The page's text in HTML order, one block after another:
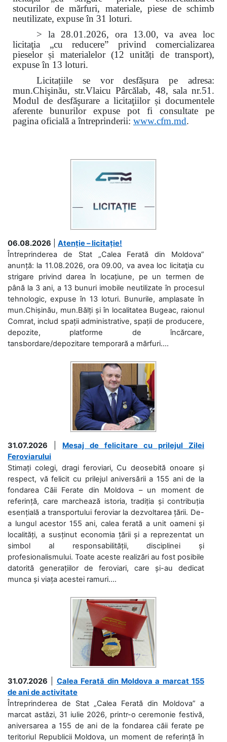
stocurilor de mărfuri, materiale, piese de schimb
neutilizate, expuse în 31 loturi.
> la 28.01.2026, ora 13.00, va avea loc
licitaţia „cu reducere” privind comercializarea
pieselor și materialelor (12 unități de transport),
expuse în 13 loturi.
Licitațiile se vor desfășura pe adresa:
mun.Chişinău, str.Vlaicu Pârcălab, 48, sala nr.51.
Modul de desfăşurare a licitaţiilor și documentele
aferente bunurilor expuse pot fi consultate pe
pagina oficială a întreprinderii: www.cfm.md.
06.08.2026
Atenție – licitație!
Întreprinderea de Stat „Calea Ferată din Moldova”
anunță: la 11.08.2026, ora 09.00, va avea loc licitaţia cu
strigare privind darea în locațiune, pe un termen de
până la 3 ani, a 13 bunuri imobile neutilizate în procesul
tehnologic, expuse în 13 loturi. Bunurile, amplasate în
mun.Chișinău, mun.Bălți și în localitatea Bugeac, raionul
Comrat, includ spații administrative, spații de producere,
depozite, platforme de încărcare,
tansbordare/depozitare temporară a mărfuri....
31.07.2026
Mesaj de felicitare cu prilejul Zilei
Feroviarului
Stimați colegi, dragi feroviari, Cu deosebită onoare și
respect, vă felicit cu prilejul aniversării a 155 ani de la
fondarea Căii Ferate din Moldova – un moment de
referință, care marchează istoria, tradiția și contribuția
esențială a transportului feroviar la dezvoltarea țării. De-
a lungul acestor 155 ani, calea ferată a unit oameni și
localități, a susținut economia țării și a reprezentat un
simbol al responsabilității, disciplinei și
profesionalismului. Toate aceste realizări au fost posibile
datorită generațiilor de feroviari, care și-au dedicat
munca și viața acestei ramuri....
31.07.2026
Calea Ferată din Moldova a marcat 155
de ani de activitate
Întreprinderea de Stat „Calea Ferată din Moldova” a
marcat astăzi, 31 iulie 2026, printr-o ceremonie festivă,
aniversarea a 155 de ani de la fondarea căii ferate pe
teritoriul Republicii Moldova, un moment de referință în